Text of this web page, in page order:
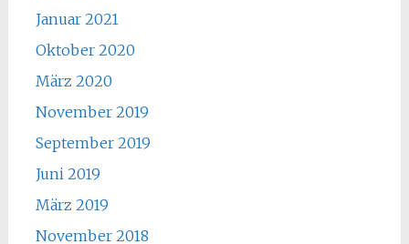
Januar 2021
Oktober 2020
März 2020
November 2019
September 2019
Juni 2019
März 2019
November 2018